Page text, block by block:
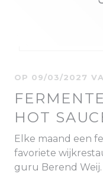
OP 09/03/2027
HOT
Elke maand een
favoriete
guru Berend Weij.